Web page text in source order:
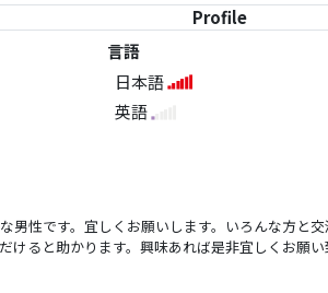
Profile
言語
日本語
英語
男性です。宜しくお願いします。いろんな方と
けると助かります。興味あれば是非宜しくお願